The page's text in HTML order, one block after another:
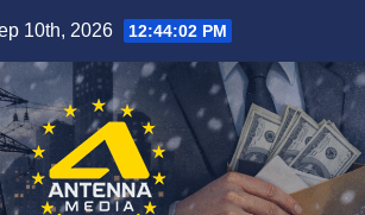
10th, 2026 12:44:03 PM